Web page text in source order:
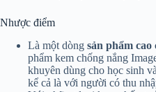
Nhược điểm
Là một dòng sản phẩm cao
phẩm kem chống nắng
khuyên dùng cho học sinh
kể cả là với người có thu